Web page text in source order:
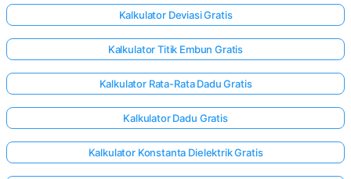
Kalkulator Deviasi Gratis
Kalkulator Titik Embun Gratis
Kalkulator Rata-Rata Dadu Gratis
Kalkulator Dadu Gratis
Kalkulator Konstanta Dielektrik Gratis